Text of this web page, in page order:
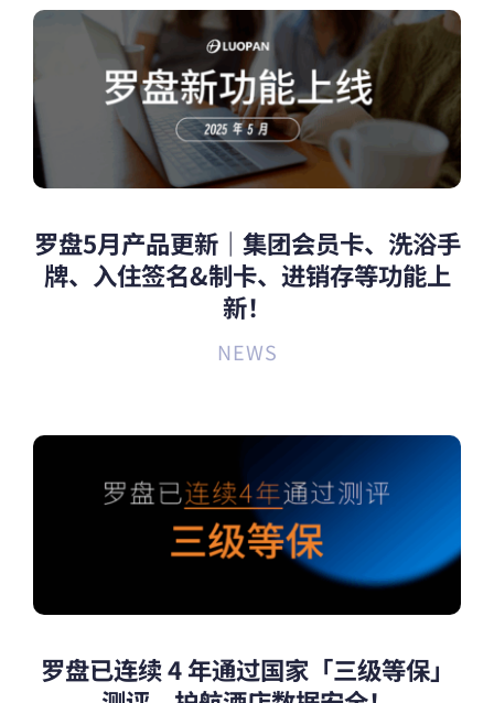
罗盘5月产品更新｜集团会员卡、洗浴手
牌、入住签名&制卡、进销存等功能上
新！
NEWS
罗盘已连续 4 年通过国家「三级等保」